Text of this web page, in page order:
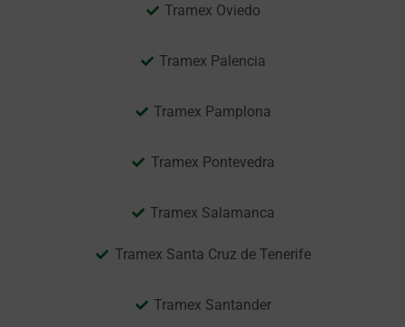
Tramex Oviedo
Tramex Palencia
Tramex Pamplona
Tramex Pontevedra
Tramex Salamanca
Tramex Santa Cruz de Tenerife
Tramex Santander